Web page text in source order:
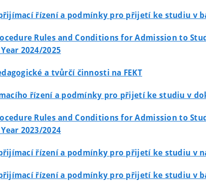
řízení a podmínky pro přijetí ke studiu v
Rules and Conditions for Admission to
2024/2025
a tvůrčí činnosti na FEKT
řízení a podmínky pro přijetí ke studiu v
Rules and Conditions for Admission to
2023/2024
řízení a podmínky pro přijetí ke studiu v
řízení a podmínky pro přijetí ke studiu v